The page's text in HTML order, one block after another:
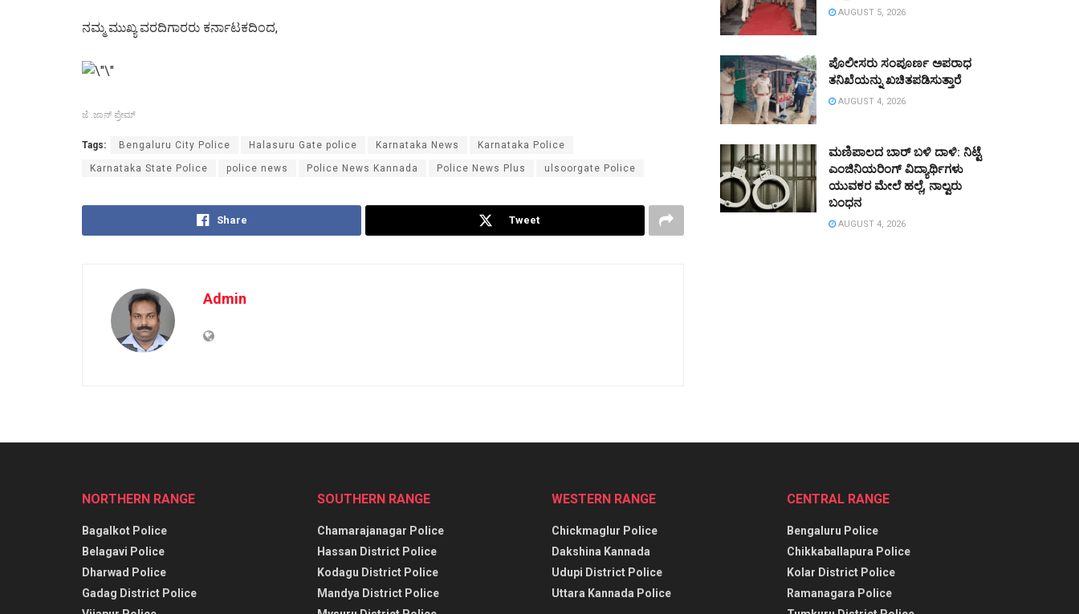
ನಮ್ಮ ಮುಖ್ಯ ವರದಿಗಾರರು ಕರ್ನಾಟಕದಿಂದ,
ಜೆ .ಜಾನ್ ಪ್ರೇಮ್
Tags: Bengaluru City Police Halasuru Gate police Karnataka News Karnataka Police
Karnataka State Police police news Police News Kannada Police News Plus ulsoorgate Police
Share Tweet
Admin
AUGUST 5, 2026
ಪೊಲೀಸರು ಸಂಪೂರ್ಣ ಅಪರಾಧ
ತನಿಖೆಯನ್ನು ಖಚಿತಪಡಿಸುತ್ತಾರೆ
AUGUST 4, 2026
ಮಣಿಪಾಲದ ಬಾರ್ ಬಳಿ ದಾಳಿ: ನಿಟ್ಟೆ
ಎಂಜಿನಿಯರಿಂಗ್ ವಿದ್ಯಾರ್ಥಿಗಳು
ಯುವಕರ ಮೇಲೆ ಹಲ್ಲೆ, ನಾಲ್ವರು
ಬಂಧನ
AUGUST 4, 2026
NORTHERN RANGE
Bagalkot Police
Belagavi Police
Dharwad Police
Gadag District Police
SOUTHERN RANGE
Chamarajanagar Police
Hassan District Police
Kodagu District Police
Mandya District Police
WESTERN RANGE
Chickmaglur Police
Dakshina Kannada
Udupi District Police
Uttara Kannada Police
CENTRAL RANGE
Bengaluru Police
Chikkaballapura Police
Kolar District Police
Ramanagara Police